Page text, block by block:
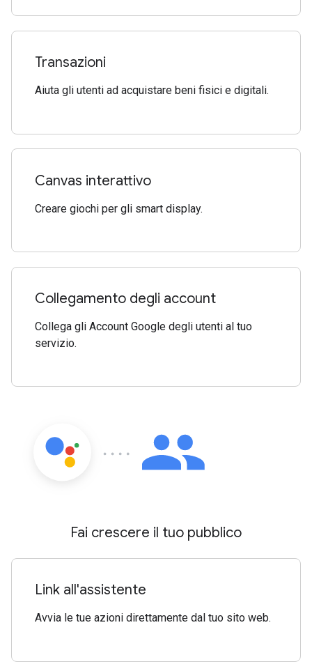
Transazioni
Aiuta gli utenti ad acquistare beni fisici e digitali.
Canvas interattivo
Creare giochi per gli smart display.
Collegamento degli account
Collega gli Account Google degli utenti al tuo
servizio.
Fai crescere il tuo pubblico
Link all'assistente
Avvia le tue azioni direttamente dal tuo sito web.